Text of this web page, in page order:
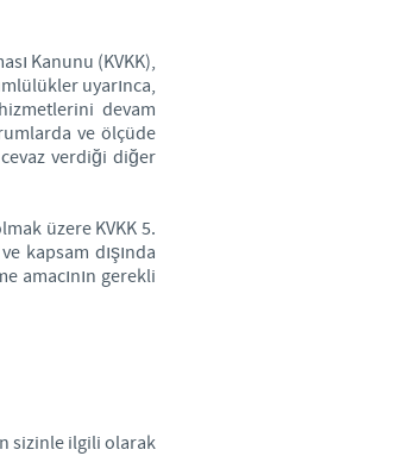
Kanunu (KVKK),
uyarınca,
devam
ve ölçüde
verdiği diğer
üzere KVKK 5.
kapsam dışında
amacının gerekli
sizinle ilgili olarak